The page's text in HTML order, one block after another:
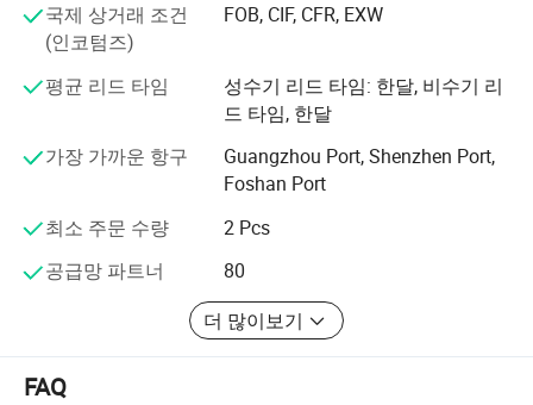
을 개발한 현대 생활 스타일 및 구조 역학 분야의 새로운 연
구와 결합했습니다. 동시에 독일과 이탈리아에서 많은 수
의 고급 생산 장비를 수입하여 유리 세척과 자동화 엣지 씰
링, 알루미늄 프로필 절삭 등의 효과를 실현했습니다.
20년 이상 알루미늄 창문과 문을 만든 경험을 바탕으로, 우
리는 중국 및 20개국 이상의 국가에서 이 제품을 거래하는
우수성, 지속적인 개선"을 염두에 두고 고객 만족을 표준으
로 삼고 고객과의 오랜 협력 관계를 구축하고, 공동 개발을
구축하고, 훌륭한 미래를 창조합니다.
저희를 위한 코페르세포오에 오신 것을 환영합니다, 우리는
국제 상거래 조건
(인코텀즈)
FOB, CIF, CFR, EXW
평균 리드 타임
성수기 리드 타임: 한달, 비수기 리
드 타임, 한달
가장 가까운 항구
Guangzhou Port, Shenzhen Port,
Foshan Port
최소 주문 수량
2 Pcs
공급망 파트너
80
더 많이보기
FAQ